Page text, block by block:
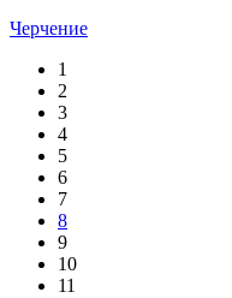
Черчение
1
2
3
4
5
6
7
8
9
10
11